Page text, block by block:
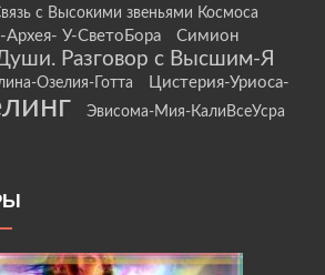
с Высокими звеньями Космоса
Архея- У-СветоБора Симион
Разговор с Высшим-Я
Озелия-Готта
Цистерия-Уриоса-
Эвисома-Мия-КалиВсеУсра